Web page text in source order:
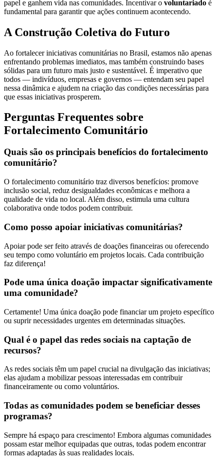
papel e ganhem vida nas comunidades. Incentivar o voluntariado é
fundamental para garantir que ações continuem acontecendo.
A Construção Coletiva do Futuro
Ao fortalecer iniciativas comunitárias no Brasil, estamos não apenas
enfrentando problemas imediatos, mas também construindo bases
sólidas para um futuro mais justo e sustentável. É imperativo que
todos — indivíduos, empresas e governos — entendam seu papel
nessa dinâmica e ajudem na criação das condições necessárias para
que essas iniciativas prosperem.
Perguntas Frequentes sobre
Fortalecimento Comunitário
Quais são os principais benefícios do fortalecimento
comunitário?
O fortalecimento comunitário traz diversos benefícios: promove
inclusão social, reduz desigualdades econômicas e melhora a
qualidade de vida no local. Além disso, estimula uma cultura
colaborativa onde todos podem contribuir.
Como posso apoiar iniciativas comunitárias?
Apoiar pode ser feito através de doações financeiras ou oferecendo
seu tempo como voluntário em projetos locais. Cada contribuição
faz diferença!
Pode uma única doação impactar significativamente
uma comunidade?
Certamente! Uma única doação pode financiar um projeto específico
ou suprir necessidades urgentes em determinadas situações.
Qual é o papel das redes sociais na captação de
recursos?
As redes sociais têm um papel crucial na divulgação das iniciativas;
elas ajudam a mobilizar pessoas interessadas em contribuir
financeiramente ou como voluntários.
Todas as comunidades podem se beneficiar desses
programas?
Sempre há espaço para crescimento! Embora algumas comunidades
possam estar melhor equipadas que outras, todas podem encontrar
formas adaptadas às suas realidades locais.